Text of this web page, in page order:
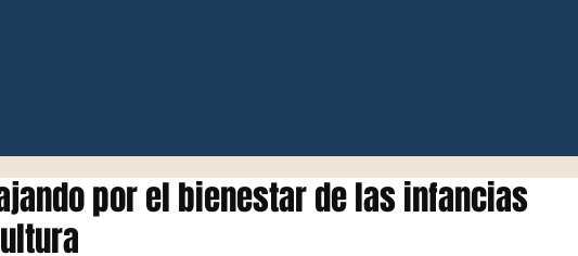
por el bienestar de las infancias